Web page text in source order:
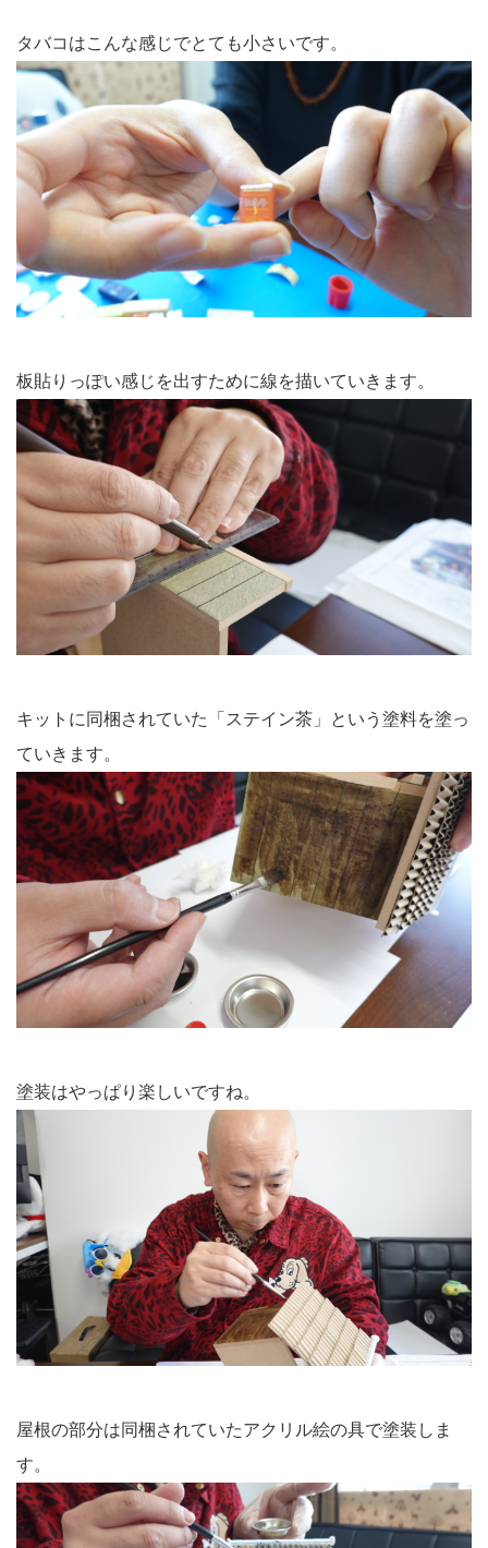
タバコはこんな感じでとても小さいです。
板貼りっぽい感じを出すために線を描いていきます。
キットに同梱されていた「ステイン茶」という塗料を塗っ
ていきます。
塗装はやっぱり楽しいですね。
屋根の部分は同梱されていたアクリル絵の具で塗装しま
す。